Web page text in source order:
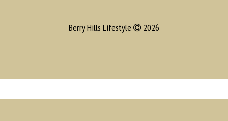
Berry Hills Lifestyle 2026